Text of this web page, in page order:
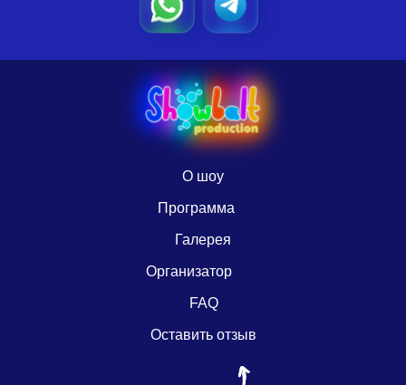
О шоу
Программа
Галерея
Организатор
FAQ
Оставить отзыв